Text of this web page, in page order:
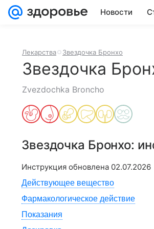
Новости
Лекарства Звездочка Бронхо
Звездочка
Zvezdochka Broncho
Звездочка Бронхо:
Инструкция обновлена 02.07.2026
Действующее вещество
Фармакологическое действие
Показания